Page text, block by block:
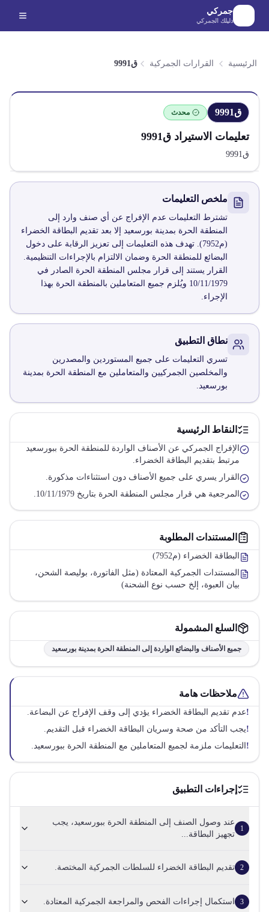
الانتقال إلى المحتوى الرئيسي
جمركي
دليلك الجمركي
الرئيسية القرارات الجمركية ق9991
ق9991 محدث
تعليمات الاستيراد ق9991
ق9991
ملخص التعليمات
تشترط التعليمات عدم الإفراج عن أي صنف وارد إلى
المنطقة الحرة بمدينة بورسعيد إلا بعد تقديم البطاقة الخضراء
(م7952). تهدف هذه التعليمات إلى تعزيز الرقابة على دخول
البضائع للمنطقة الحرة وضمان الالتزام بالإجراءات التنظيمية.
القرار يستند إلى قرار مجلس المنطقة الحرة الصادر في
10/11/1979 ويُلزم جميع المتعاملين بالمنطقة الحرة بهذا
الإجراء.
نطاق التطبيق
تسري التعليمات على جميع المستوردين والمصدرين
والمخلصين الجمركيين والمتعاملين مع المنطقة الحرة بمدينة
بورسعيد.
النقاط الرئيسية
الإفراج الجمركي عن الأصناف الواردة للمنطقة الحرة ببورسعيد
مرتبط بتقديم البطاقة الخضراء.
القرار يسري على جميع الأصناف دون استثناءات مذكورة.
المرجعية هي قرار مجلس المنطقة الحرة بتاريخ 10/11/1979.
المستندات المطلوبة
البطاقة الخضراء (م7952)
المستندات الجمركية المعتادة (مثل الفاتورة، بوليصة الشحن،
بيان العبوة، إلخ حسب نوع الشحنة)
السلع المشمولة
جميع الأصناف والبضائع الواردة إلى المنطقة الحرة بمدينة بورسعيد
ملاحظات هامة
!عدم تقديم البطاقة الخضراء يؤدي إلى وقف الإفراج عن البضاعة.
!يجب التأكد من صحة وسريان البطاقة الخضراء قبل التقديم.
! التعليمات ملزمة لجميع المتعاملين مع المنطقة الحرة ببورسعيد.
إجراءات التطبيق
1
عند وصول الصنف إلى المنطقة الحرة ببورسعيد، يجب
تجهيز البطاقة...
2 تقديم البطاقة الخضراء للسلطات الجمركية المختصة.
3 استكمال إجراءات الفحص والمراجعة الجمركية المعتادة.